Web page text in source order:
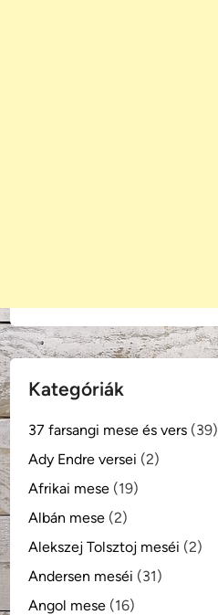
Kategóriák
37 farsangi mese és vers (39)
Ady Endre versei (2)
Afrikai mese (19)
Albán mese (2)
Alekszej Tolsztoj meséi (2)
Andersen meséi (31)
Angol mese (16)